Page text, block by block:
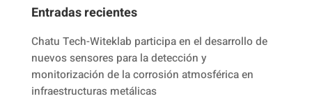
Entradas recientes
Chatu Tech-Witeklab participa en el desarrollo de
nuevos sensores para la detección y
monitorización de la corrosión atmosférica en
infraestructuras metálicas